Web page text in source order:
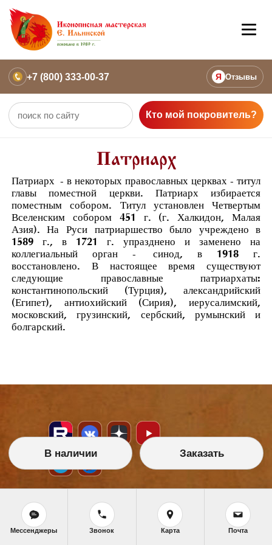
+7 (800) 333-00-37 Я Отзывы
Кто мой покровитель?
Патриарх
Патриарх - в некоторых православных церквах - титул
главы поместной церкви. Патриарх избирается
поместным собором. Титул установлен Четвертым
Вселенским собором 451 г. (г. Халкидон, Малая
Азия). На Руси патриаршество было учреждено в
1589 г., в 1721 г. упразднено и заменено на
коллегиальный орган - синод, в 1918 г.
восстановлено. В настоящее время существуют
следующие православные патриархаты:
константинопольский (Турция), александрийский
(Египет), антиохийский (Сирия), иерусалимский,
московский, грузинский, сербский, румынский и
болгарский.
НАШИ УСЛУГИ
Икона на заказ
В наличии Заказать
Мессенджеры Звонок Карта Почта